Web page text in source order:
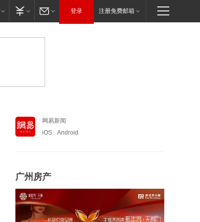
登录 注册免费邮箱
网易新闻
iOS
Android
广州房产